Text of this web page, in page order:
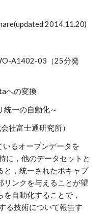
2014.11.20)
A1402-03（25分発
への変換
統一の自動化～
社富士通研究所）
いるオープンデータを
に，他のデータセットと
と，統一されたボキャブ
リンクを与えることが望
自動化することで，
る技術について報告す